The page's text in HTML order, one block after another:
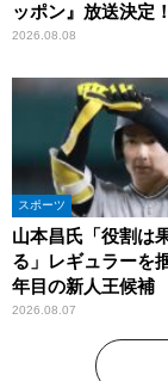
ッポン』放送決定！
2026.08.08
スポーツ
山本昌氏「役割は
る」レギュラーを
年目の新人王候補
2026.08.07